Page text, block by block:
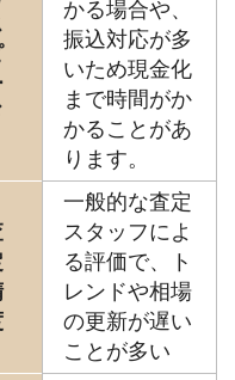
かる場合や、
振込対応が多
いため現金化
まで時間がか
かることがあ
ります。
一般的な査定
スタッフによ
る評価で、ト
レンドや相場
の更新が遅い
ことが多い